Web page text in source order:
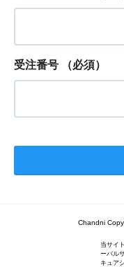
受注番号 （必須）
Chandni
当サイ
ーバル
キュア